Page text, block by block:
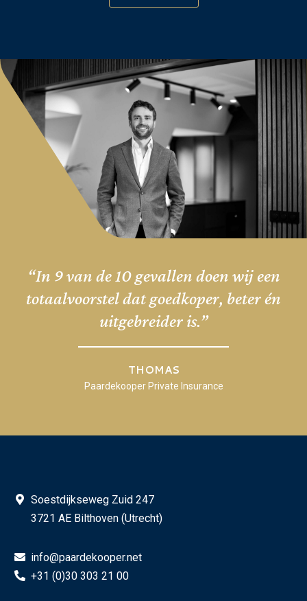
“In 9 van de 10 gevallen doen wij een
totaalvoorstel dat goedkoper, beter én
uitgebreider is.”
THOMAS
Paardekooper Private Insurance
Soestdijkseweg Zuid 247
3721 AE Bilthoven (Utrecht)
info@paardekooper.net
+31 (0)30 303 21 00